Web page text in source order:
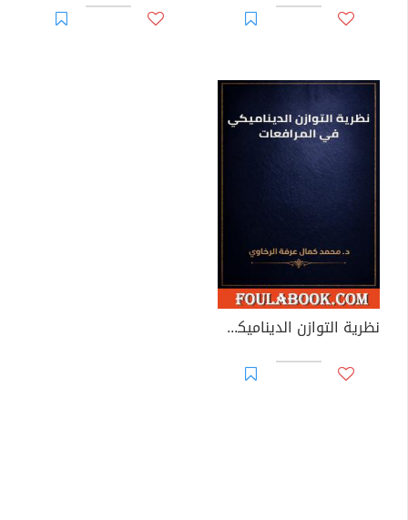
نظرية التوازن الديناميكي في المرافعات